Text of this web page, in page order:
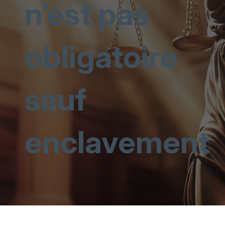
n’est pas
obligatoire
sauf
enclavement